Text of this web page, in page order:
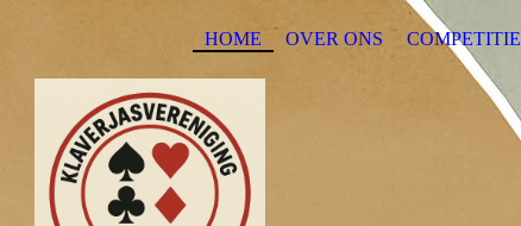
HOME OVER ONS COMPETITIE